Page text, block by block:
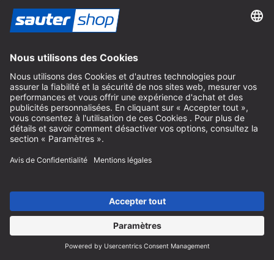
8:30 - 12:30 & 14:00 - 16:30
Aide
Instructions recyclage des batteries
Informations sur l'emballage
Frais de livraison et d'expédition
Paiement et impôts
Formulaire de contact
Droit de rétractation
Carrière